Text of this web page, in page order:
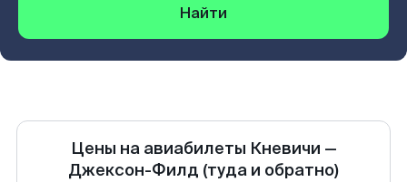
Найти
Цены на авиабилеты Кневичи —
Джексон-Филд (туда и обратно)